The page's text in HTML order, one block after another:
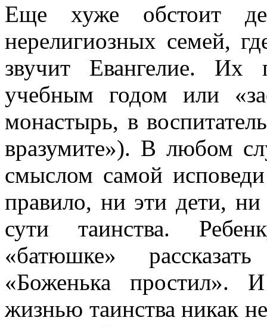
Еще хуже обстоит
нерелигиозных семей,
звучит Евангелие. Их
учебным годом или
монастырь, в
вразумите»). В любом
смыслом самой
правило, ни эти дети,
сути таинства.
«батюшке»
«Боженька простил».
жизнью таинства никак